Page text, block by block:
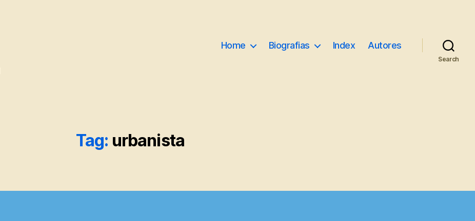
Home Biografias Index Autores
Search
Tag: urbanista